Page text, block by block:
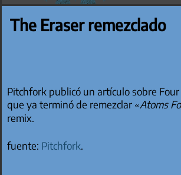
The Eraser remezclado
Pitchfork publicó un artículo sobre
que ya terminó de remezclar «Atoms
remix.
fuente: Pitchfork.